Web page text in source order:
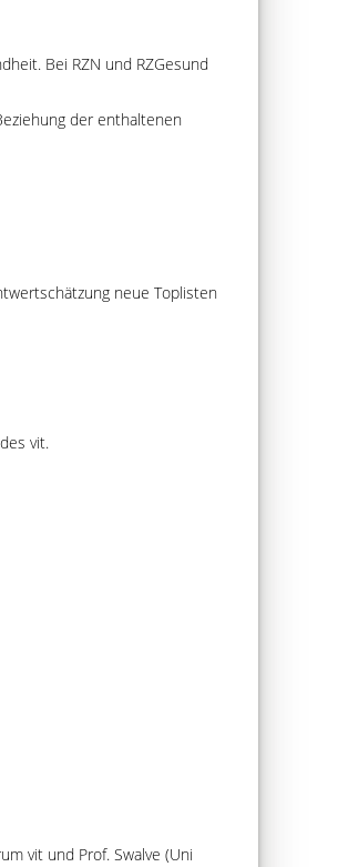
Bei RZN und RZGesund
der enthaltenen
neue Toplisten
vit.
vit und Prof. Swalve (Uni